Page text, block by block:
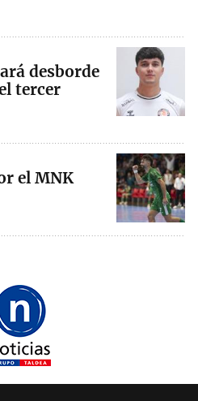
desborde
tercer
el MNK